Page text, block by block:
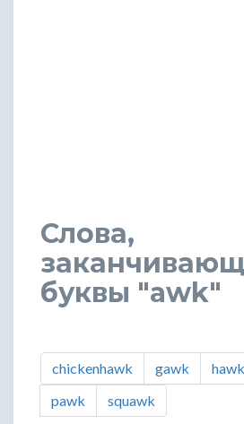
Слова,
буквы "awk"
chickenhawk gawk hawk
pawk
squawk